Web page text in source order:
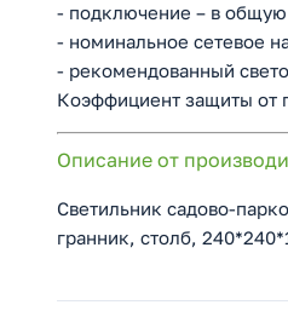
- подключение – в общую
- номинальное сетевое
- рекомендованный
Коэффициент защиты от
Описание от
Светильник садово-
гранник, столб,